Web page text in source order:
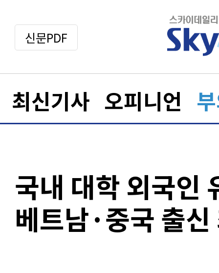
신문PDF
최신기사 오피니언
국내 대학 외국
베트남·중국 출신